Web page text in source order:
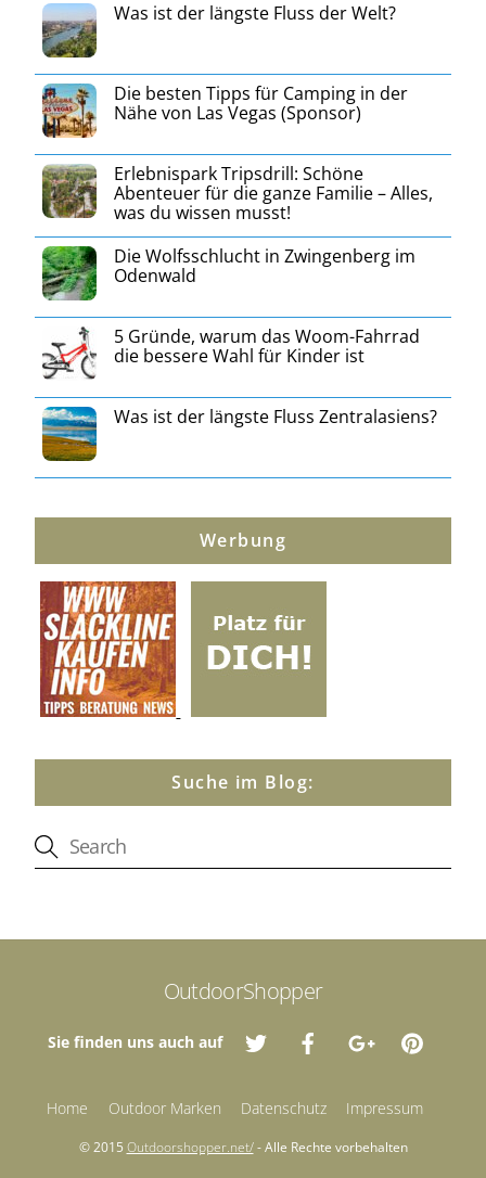
Was ist der längste Fluss der Welt?
Die besten Tipps für Camping in der
Nähe von Las Vegas (Sponsor)
Erlebnispark Tripsdrill: Schöne
Abenteuer für die ganze Familie – Alles,
was du wissen musst!
Die Wolfsschlucht in Zwingenberg im
Odenwald
5 Gründe, warum das Woom-Fahrrad
die bessere Wahl für Kinder ist
Was ist der längste Fluss Zentralasiens?
Werbung
Suche im Blog:
OutdoorShopper
Sie finden uns auch auf
Home Outdoor Marken Datenschutz Impressum
© 2015 Outdoorshopper.net/- Alle Rechte vorbehalten